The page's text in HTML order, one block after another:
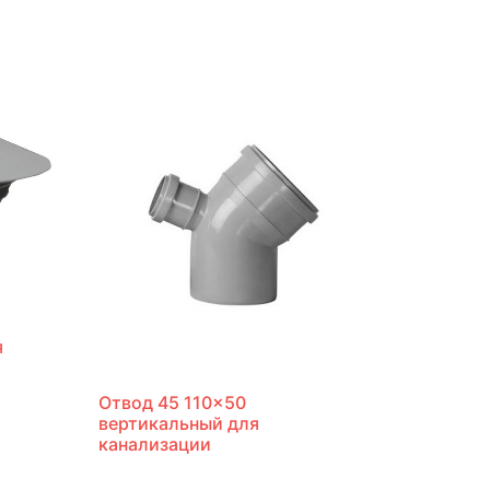
Отвод 45 110×50
вертикальный для
канализации